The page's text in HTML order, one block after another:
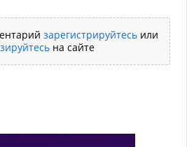
зарегистрируйтесь или
на сайте